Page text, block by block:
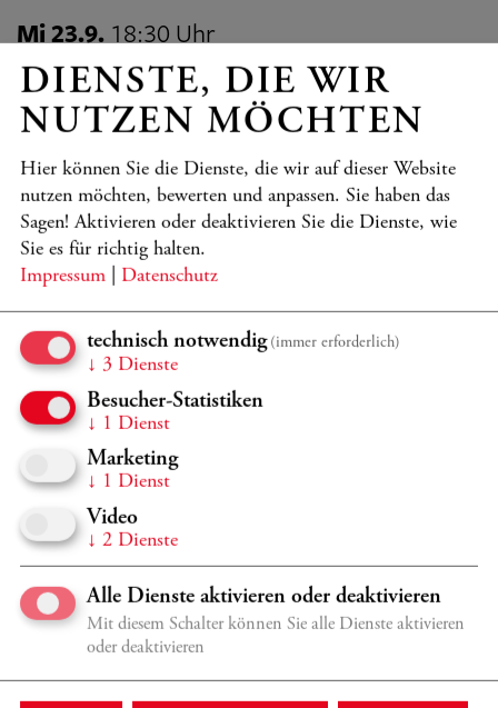
Mi 23.9. 18:30 Uhr
Großer Saal, Casals Forum
2026/2027 KRONBERG FESTIVAL - K4
STRAHLKRAFT
Lyniv, Moser, Youth Symphony Orchestra of Ukraine
Programmdetails TICKETS
JETZT KONZERTPAKET MIT 20% RABATT BUCHEN
Mi 23.9.20:30 Uhr
Großer Saal, Casals Forum
2026/2027 KRONBERG FESTIVAL - K5
WUNDER & WEGE
Hampson, Lyniv, Youth Symphony Orchestra of Ukraine
Programmdetails
JETZT KONZERTPAKET MIT 20% RABATT BUCHEN
DIENSTE, DIE WIR
NUTZEN MÖCHTEN
Hier können Sie die Dienste, die wir auf dieser Website
nutzen möchten, bewerten und anpassen. Sie haben das
Sagen! Aktivieren oder deaktivieren Sie die Dienste, wie
Sie es für richtig halten.
Impressum
Datenschutz
technisch notwendig (immer erforderlich)
↓ 3 Dienste
Besucher-Statistiken
↓ 1 Dienst
Marketing
↓ 1 Dienst
Video
↓ 2 Dienste
Alle Dienste aktivieren oder deaktivieren
Mit diesem Schalter können Sie alle Dienste aktivieren
oder deaktivieren